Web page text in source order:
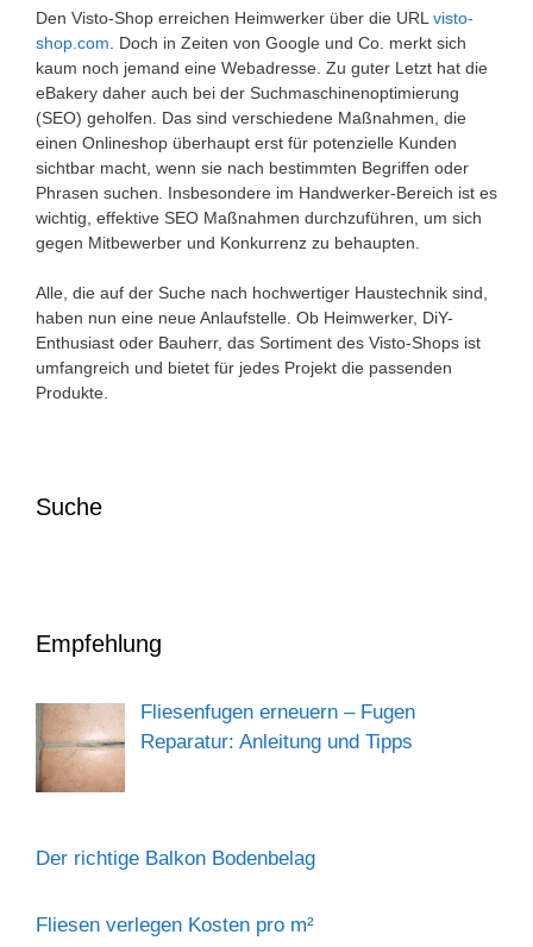
Den Visto-Shop erreichen Heimwerker über die URL visto-
shop.com . Doch in Zeiten von Google und Co. merkt sich
kaum noch jemand eine Webadresse. Zu guter Letzt hat die
eBakery daher auch bei der Suchmaschinenoptimierung
(SEO) geholfen. Das sind verschiedene Maßnahmen, die
einen Onlineshop überhaupt erst für potenzielle Kunden
sichtbar macht, wenn sie nach bestimmten Begriffen oder
Phrasen suchen. Insbesondere im Handwerker-Bereich ist es
wichtig, effektive SEO Maßnahmen durchzuführen, um sich
gegen Mitbewerber und Konkurrenz zu behaupten.
Alle, die auf der Suche nach hochwertiger Haustechnik sind,
haben nun eine neue Anlaufstelle. Ob Heimwerker, DiY-
Enthusiast oder Bauherr, das Sortiment des Visto-Shops ist
umfangreich und bietet für jedes Projekt die passenden
Produkte.
Suche
Empfehlung
Fliesenfugen erneuern – Fugen
Reparatur: Anleitung und Tipps
Der richtige Balkon Bodenbelag
Fliesen verlegen Kosten pro m²